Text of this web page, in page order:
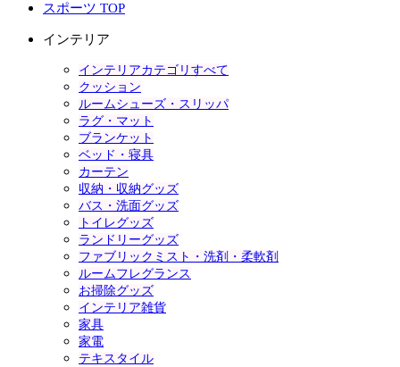
スポーツ TOP
インテリア
インテリアカテゴリすべて
クッション
ルームシューズ・スリッパ
ラグ・マット
ブランケット
ベッド・寝具
カーテン
収納・収納グッズ
バス・洗面グッズ
トイレグッズ
ランドリーグッズ
ファブリックミスト・洗剤・柔軟剤
ルームフレグランス
お掃除グッズ
インテリア雑貨
家具
家電
テキスタイル